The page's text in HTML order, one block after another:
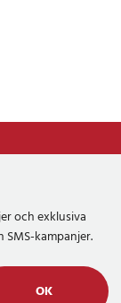
och exklusiva
kampanjer.
OK